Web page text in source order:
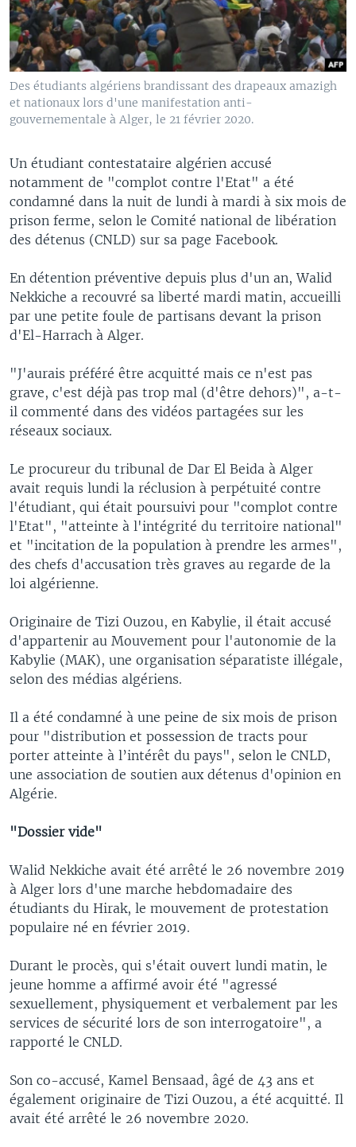
Des étudiants algériens brandissant des drapeaux amazigh
et nationaux lors d'une manifestation anti-
gouvernementale à Alger, le 21 février 2020.
Un étudiant contestataire algérien accusé
notamment de "complot contre l'Etat" a été
condamné dans la nuit de lundi à mardi à six mois de
prison ferme, selon le Comité national de libération
des détenus (CNLD) sur sa page Facebook.
En détention préventive depuis plus d'un an, Walid
Nekkiche a recouvré sa liberté mardi matin, accueilli
par une petite foule de partisans devant la prison
d'El-Harrach à Alger.
"J'aurais préféré être acquitté mais ce n'est pas
grave, c'est déjà pas trop mal (d'être dehors)", a-t-
il commenté dans des vidéos partagées sur les
réseaux sociaux.
Le procureur du tribunal de Dar El Beida à Alger
avait requis lundi la réclusion à perpétuité contre
l'étudiant, qui était poursuivi pour "complot contre
l'Etat", "atteinte à l'intégrité du territoire national"
et "incitation de la population à prendre les armes",
des chefs d'accusation très graves au regarde de la
loi algérienne.
Originaire de Tizi Ouzou, en Kabylie, il était accusé
d'appartenir au Mouvement pour l'autonomie de la
Kabylie (MAK), une organisation séparatiste illégale,
selon des médias algériens.
Il a été condamné à une peine de six mois de prison
pour "distribution et possession de tracts pour
porter atteinte à l’intérêt du pays", selon le CNLD,
une association de soutien aux détenus d'opinion en
Algérie.
"Dossier vide"
Walid Nekkiche avait été arrêté le 26 novembre 2019
à Alger lors d'une marche hebdomadaire des
étudiants du Hirak, le mouvement de protestation
populaire né en février 2019.
Durant le procès, qui s'était ouvert lundi matin, le
jeune homme a affirmé avoir été "agressé
sexuellement, physiquement et verbalement par les
services de sécurité lors de son interrogatoire", a
rapporté le CNLD.
Son co-accusé, Kamel Bensaad, âgé de 43 ans et
également originaire de Tizi Ouzou, a été acquitté. Il
avait été arrêté le 26 novembre 2020.